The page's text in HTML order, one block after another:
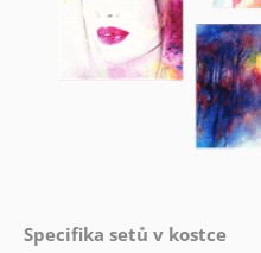
Specifika setů v kostce